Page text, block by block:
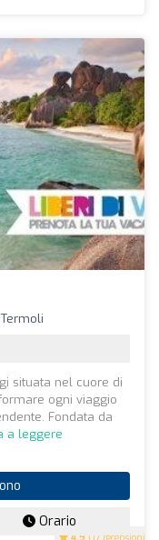
situata nel cuore di
ogni viaggio
Fondata da
a leggere
Orario